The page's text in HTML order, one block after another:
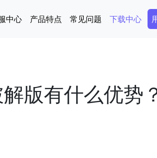
中心 产品特点 常见问题 下载中心
版有什么优势